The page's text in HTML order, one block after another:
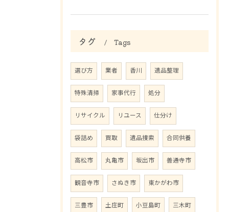
タグ Tags
選び方 業者 香川 遺品整理
特殊清掃 家事代行 処分
リサイクル リユース 仕分け
袋詰め 買取 遺品捜索 合同供養
高松市 丸亀市 坂出市 善通寺市
観音寺市 さぬき市 東かがわ市
三豊市 土庄町 小豆島町 三木町